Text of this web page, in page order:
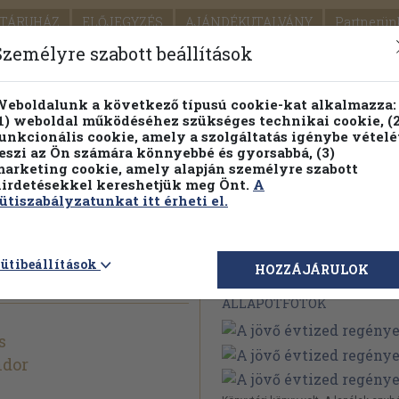
ELŐJEGYZÉS AJÁNDÉKUTALVÁNY
SEGÍTSÉG
PILLANATNYI ÁRAINK FENNTARTHATÓ
Részletes kereső Témaköri fa
Megvásárolható
ÁLLAPOTFOTÓK
szabott beállítások
a következő típusú cookie-kat alkalmazza:
weboldal működéséhez szükséges technikai cookie,
cookie, amely a szolgáltatás igénybe
az Ön számára könnyebbé és gyorsabbá, (3)
cookie, amely alapján személyre szabott
kereshetjük meg Önt. A
itt érheti el.
HOZZÁJÁRULOK